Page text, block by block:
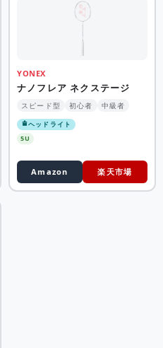
YONEX
ナノフレア ネクステージ
スピード型 初心者 中級者
ヘッドライト
5U
Amazon 楽天市場